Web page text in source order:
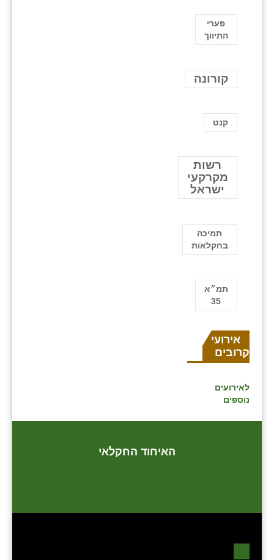
פערי
התיווך
קורונה
קנט
רשות
מקרקעי
ישראל
תמיכה
בחקלאות
תמ״א
35
אירועים
קרובים
לאירועים
נוספים
האיחוד החקלאי